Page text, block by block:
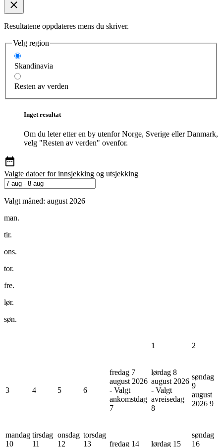
Resultatene oppdateres mens du skriver.
Velg region
Skandinavia
Resten av verden
Inget resultat
Om du leter etter en by utenfor Norge, Sverige eller Danmark,
velg "Resten av verden" ovenfor.
Valgte datoer for innsjekking og utsjekking
Valgt måned: august 2026
man.
tir.
ons.
tor.
fre.
lør.
søn.
1 2
3 4 5 6
fredag 7
august 2026
- Valgt
ankomstdag
7
lørdag 8
august 2026
- Valgt
avreisedag
8
søndag
9
august
2026 9
mandag
10
tirsdag
11
onsdag
12
torsdag
13
fredag 14 lørdag 15
søndag
16